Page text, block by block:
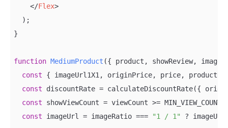
</Flex>
  );
}
function MediumProduct ({ product, showReview,
const { imageUrl1X1, originPrice, price,
const discountRate = calculateDiscountRate({
const showViewCount = viewCount >=
const imageUrl = imageRatio === "1 / 1" ?